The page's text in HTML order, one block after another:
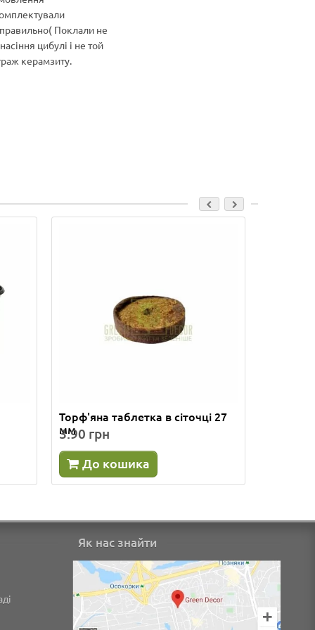
Поклали не
цибулі і не той
керамзиту.
Торф'яна таблетка в сіточці 27
мм
3.90 грн
До кошика
Як нас знайти